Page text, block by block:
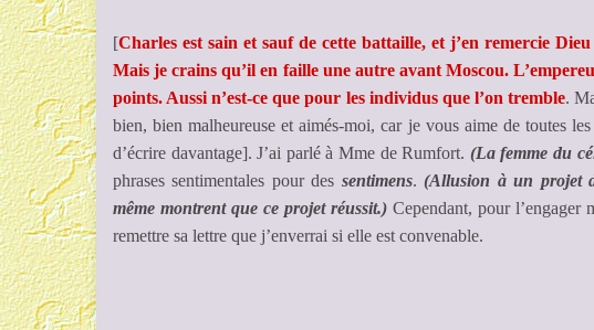
[Charles est sain et sauf de cette battaille, et j’en remercie
Mais je crains qu’il en faille une autre avant Moscou.
points. Aussi n’est-ce que pour les individus que l’on tremble.
bien, bien malheureuse et aimés-moi, car je vous aime de toutes
d’écrire davantage]. J’ai parlé à Mme de Rumfort. (La femme du
phrases sentimentales pour des sentimens.(Allusion à un projet
même montrent que ce projet réussit.) Cependant, pour
remettre sa lettre que j’enverrai si elle est convenable.